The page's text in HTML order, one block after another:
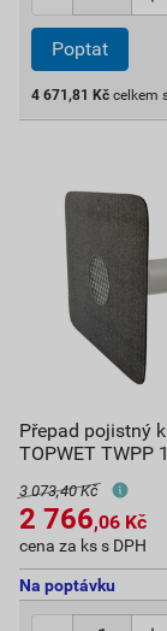
Poptat
4 671,81 Kč celkem
Přepad pojistný
TOPWET TWPP
3 073,40 Kč
2 766,06 Kč
cena za ks s DPH
Na poptávku